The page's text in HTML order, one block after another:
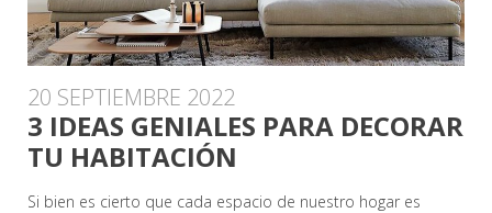
20 SEPTIEMBRE 2022
3 IDEAS GENIALES PARA DECORAR
TU HABITACIÓN
Si bien es cierto que cada espacio de nuestro hogar es